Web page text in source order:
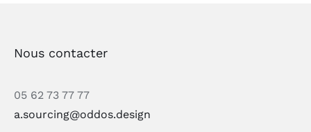
Nous contacter
05 62 73 77 77
a.sourcing@oddos.design